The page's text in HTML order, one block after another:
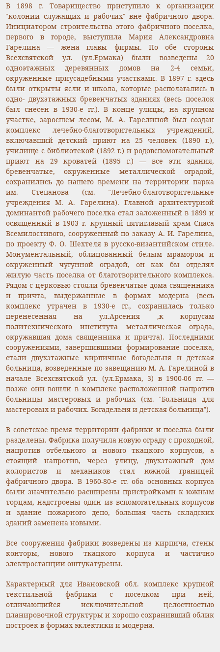
В 1898 г. Товарищество приступило к организации
“колонии служащих и рабочих” вне фабричного двора.
Инициатором строительства этого фабричного поселка,
первого в городе, выступила Мария Александровна
Гарелина — жена главы фирмы. По обе стороны
Всехсвятской ул. (ул.Ермака) были возведены 20
одноэтажных деревянных домов на 2-4 семьи,
окруженные приусадебными участками. В 1897 г. здесь
были открыты ясли и школа, которые располагались в
одно- двухэтажных бревенчатых зданиях (весь поселок
был снесен в 1930-е гг.). В конце улицы, на крупном
участке, заросшем лесом, М. А. Гарелиной был создан
комплекс лечебно-благотворительных учреждений,
включавший детский приют на 25 человек (1890 г.),
училище с библиотекой (1892 г.) и родовспомогательный
приют на 29 кроватей (1895 г.) — все эти здания,
бревенчатые, окруженные металлической оградой,
сохранились до нашего времени на территории парка
им. Степанова (см. “Лечебно-благотворительные
учреждения М. А. Гарелина). Главной архитектурной
доминантой рабочего поселка стал заложенный в 1899 и
освященный в 1903 г. крупный пятиглавый храм Спаса
Всемилостивого, сооруженный по заказу А. И. Гарелина,
по проекту Ф. О. Шехтеля в русско-византийском стиле.
Монументальный, облицованный белым мрамором и
окруженный чугунной оградой, он как бы отделял
жилую часть поселка от благотворительного комплекса.
Рядом с церковью стояли бревенчатые дома священника
и причта, выдержанные в формах модерна (весь
комплекс утрачен в 1930-е гг., сохранилась только
перенесенная на ул.Арсения ,к корпусам
политехнического института металлическая ограда,
окружавшая дома священника и причта). Последними
сооружениями, завершившими формирование поселка,
стали двухэтажные кирпичные богадельня и детская
больница, возведенные по завещанию М. А. Гарелиной в
начале Всехсвятской ул. (ул.Ермака, 3) в 1900-06 гг. —
позже они вошли в комплекс расположенной напротив
больницы мастеровых и рабочих (см. “Больница для
мастеровых и рабочих. Богадельня и детская больница”).
В советское время территории фабрики и поселка были
разделены. Фабрика получила новую ограду с проходной,
напротив отбельного и нового ткацкого корпусов, а
стоящий напротив, через улицу, двухэтажный дом
колористов и механиков стал южной границей
фабричного двора. В 1960-80-е гг. оба основных корпуса
были значительно расширены пристройками к южным
торцам, надстроены один из вспомогательных корпусов
и здание пожарного депо, большая часть складских
зданий заменена новыми.
Все сооружения фабрики возведены из кирпича, стены
конторы, нового ткацкого корпуса и частично
электростанции оштукатурены.
Характерный для Ивановской обл. комплекс крупной
текстильной фабрики с поселком при ней,
отличающийся исключительной целостностью
планировочной структуры и хорошо сохранивший облик
построек в формах эклектики и модерна.